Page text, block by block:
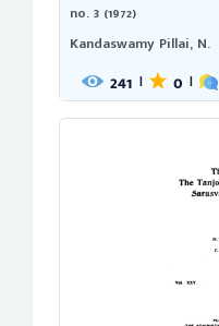
no. 3 (1972)
Kandaswamy Pillai, N.
241 | 0 |